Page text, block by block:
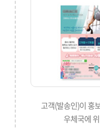
고객(발송인)이 홍
우체국에